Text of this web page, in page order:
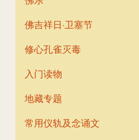
佛吉祥日·卫塞节
修心孔雀灭毒
入门读物
地藏专题
常用仪轨及念诵文